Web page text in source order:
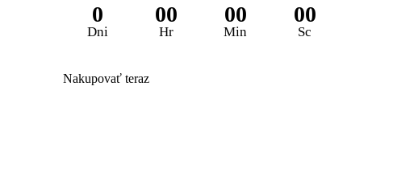
0
Dni
00
Hr
00
Min
00
Sc
Nakupovať teraz